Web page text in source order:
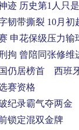
迹 历史第1人只
韧带撕裂 10月初
申花保级压力输
拘 曾陪同张修维
仍居榜首 西班
赛资格
纪录霸气夺两金
锁定混双金牌